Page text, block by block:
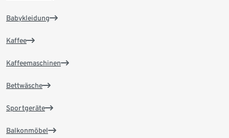
Babykleidung
Kaffee
Kaffeemaschinen
Bettwäsche
Sportgeräte
Balkonmöbel